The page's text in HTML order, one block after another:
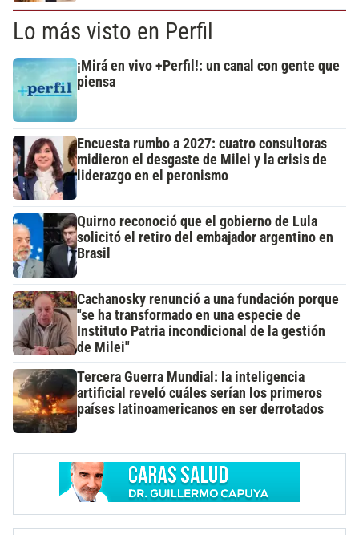
Lo más visto en Perfil
¡Mirá en vivo +Perfil!: un canal con gente que
piensa
Encuesta rumbo a 2027: cuatro consultoras
midieron el desgaste de Milei y la crisis de
liderazgo en el peronismo
Quirno reconoció que el gobierno de Lula
solicitó el retiro del embajador argentino en
Brasil
Cachanosky renunció a una fundación porque
"se ha transformado en una especie de
Instituto Patria incondicional de la gestión
de Milei"
Tercera Guerra Mundial: la inteligencia
artificial reveló cuáles serían los primeros
países latinoamericanos en ser derrotados